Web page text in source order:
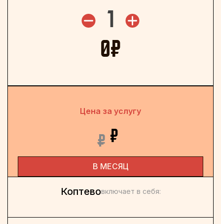
1
0₽
Цена за услугу
₽ ₽
В МЕСЯЦ
Коптевовключает в себя: